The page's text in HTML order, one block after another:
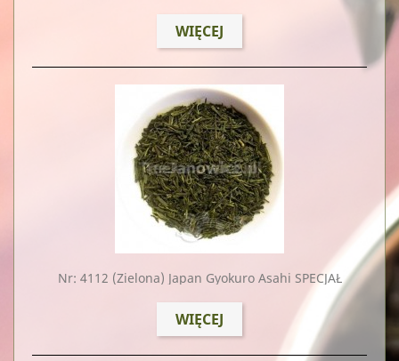
WIĘCEJ
Nr: 4112 (zielona) Japan Gyokuro Asahi SPECJAŁ
WIĘCEJ